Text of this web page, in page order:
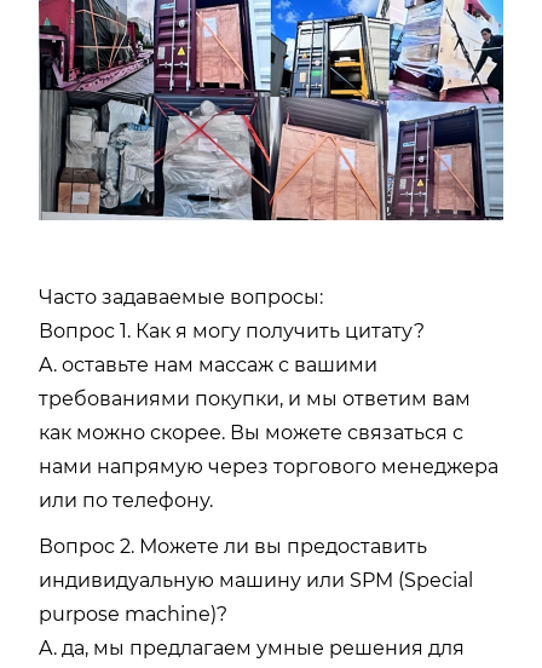
Часто задаваемые вопросы:
Вопрос 1. Как я могу получить цитату?
A. оставьте нам массаж с вашими
требованиями покупки, и мы ответим вам
как можно скорее. Вы можете связаться с
нами напрямую через торгового менеджера
или по телефону.
Вопрос 2. Можете ли вы предоставить
индивидуальную машину или SPM (Special
purpose machine)?
A. да, мы предлагаем умные решения для